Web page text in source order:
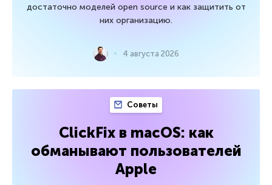
достаточно моделей open source и как защитить от
них организацию.
4 августа 2026
Советы
ClickFix в macOS: как
обманывают пользователей
Apple